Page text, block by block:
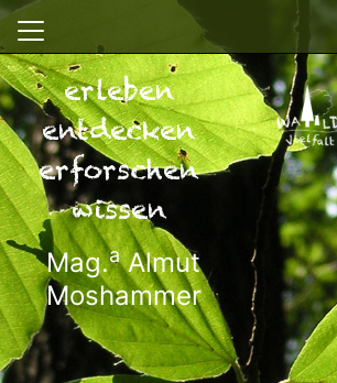
erleben
entdecken
erforschen
wissen
Mag.aAlmut
Moshammer